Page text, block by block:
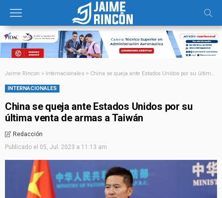
Jaime Rincon > Internacionales > China se queja ante Estados Unidos por su última venta de armas a Taiwán
INTERNACIONALES
China se queja ante Estados Unidos por su
última venta de armas a Taiwán
Redacción
Publicado el 05, Jul. 2023 a 11:13 am